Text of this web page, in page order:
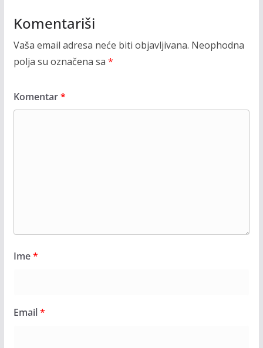
Komentariši
Vaša email adresa neće biti objavljivana. Neophodna
polja su označena sa *
Komentar*
Ime*
Email*